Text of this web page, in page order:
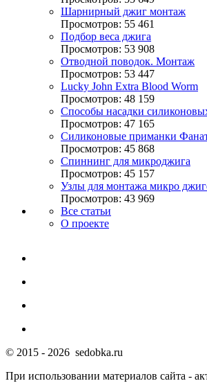
Шарнирный джиг монтаж
Просмотров: 55 461
Подбор веса джига
Просмотров: 53 908
Отводной поводок. Монтаж
Просмотров: 53 447
Lucky John Extra Blood Worm
Просмотров: 48 159
Способы насадки
Просмотров: 47 165
Силиконовые приманки
Просмотров: 45 868
Спиннинг для микроджига
Просмотров: 45 157
Узлы для монтажа микро
Просмотров: 43 969
Все статьи
О проекте
© 2015 - 2026 sedobka.ru
При использовании материалов сайта -